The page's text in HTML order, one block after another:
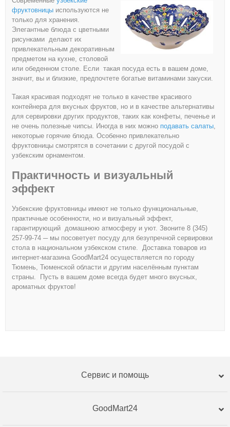
фруктовницы используются не
только для хранения.
Элегантные блюда с цветными
рисунками делают их
привлекательным декоративным
предметом на кухне, столовой
или обеденном столе. Если такая посуда есть в вашем доме,
значит, вы и близкие, предпочтете богатые витаминами закуски.
Такая красивая подходят не только в качестве красивого
контейнера для вкусных фруктов, но и в качестве альтернативы
для сервировки других продуктов, таких как конфеты, печенье и
не очень полезные чипсы. Иногда в них можно подавать салаты,
некоторые горячие блюда. Особенно привлекательно
фруктовницы смотрятся в сочетании с другой посудой с
узбекским орнаментом.
Практичность и визуальный
эффект
Узбекские фруктовницы имеют не только функциональные,
практичные особенности, но и визуальный эффект,
гарантирующий домашнюю атмосферу и уют. Звоните 8 (345)
257-99-74 ─ мы посоветует посуду для безупречной сервировки
стола в национальном узбекском стиле. Доставка товаров из
интернет-магазина GoodMart24 осуществляется по городу
Тюмень, Тюменской области и другим населённым пунктам
страны. Пусть в вашем доме всегда будет много вкусных,
ароматных фруктов!
Сервис и помощь
GoodMart24